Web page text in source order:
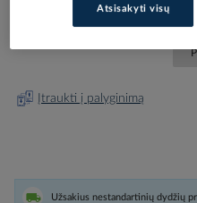
Gamintojo prekės kodas
Įtraukti į palyginimą
Užsakius nestandartinių dydžių
Atsisakyti visų